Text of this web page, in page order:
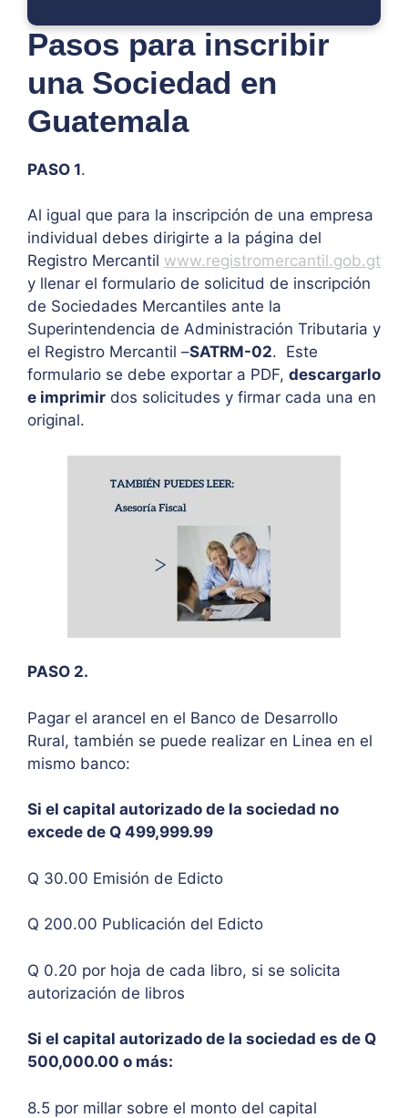
Pasos para inscribir
una Sociedad en
Guatemala
PASO 1.
Al igual que para la inscripción de una empresa
individual debes dirigirte a la página del
Registro Mercantil www.registromercantil.gob.gt
y llenar el formulario de solicitud de inscripción
de Sociedades Mercantiles ante la
Superintendencia de Administración Tributaria y
el Registro Mercantil –SATRM-02. Este
formulario se debe exportar a PDF, descargarlo
e imprimir dos solicitudes y firmar cada una en
original.
PASO 2.
Pagar el arancel en el Banco de Desarrollo
Rural, también se puede realizar en Linea en el
mismo banco:
Si el capital autorizado de la sociedad no
excede de Q 499,999.99
Q 30.00 Emisión de Edicto
Q 200.00 Publicación del Edicto
Q 0.20 por hoja de cada libro, si se solicita
autorización de libros
Si el capital autorizado de la sociedad es de Q
500,000.00 o más:
8.5 por millar sobre el monto del capital